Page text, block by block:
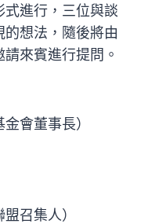
進行，三位與談
想法，隨後將由
來賓進行提問。
會董事長）
召集人）